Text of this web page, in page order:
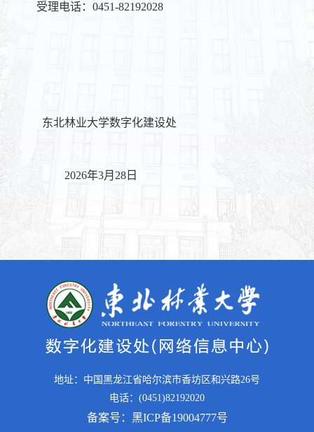
受理电话：0451-82192028
东北林业大学数字化建设处
2026年3月28日
地址：中国黑龙江省哈尔滨市香坊区和兴路26号
电话：(0451)82192020
备案号：黑ICP备19004777号